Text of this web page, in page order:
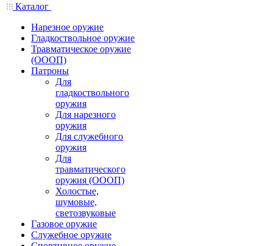
Каталог
Нарезное оружие
Гладкоствольное оружие
Травматическое оружие
(ОООП)
Патроны
Для
гладкоствольного
оружия
Для нарезного
оружия
Для служебного
оружия
Для
травматического
оружия (ОООП)
Холостые,
шумовые,
светозвуковые
Газовое оружие
Служебное оружие